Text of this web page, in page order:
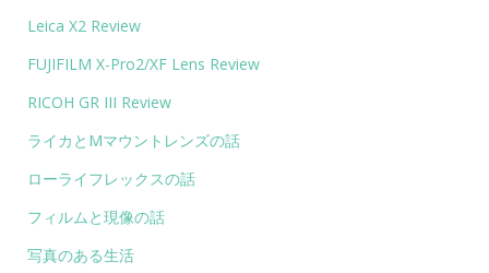
Leica X2 Review
FUJIFILM X-Pro2/XF Lens Review
RICOH GR III Review
ライカとMマウントレンズの話
ローライフレックスの話
フィルムと現像の話
写真のある生活